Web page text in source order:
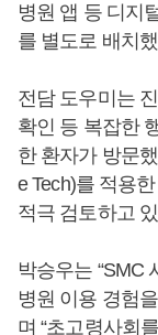
병원 앱 등 디지
를 별도로 배치
전담 도우미는
확인 등 복잡한
한 환자가 방문
e Tech)를 적용
적극 검토하고
박승우는 “SMC
병원 이용 경험
며 “초고령사회